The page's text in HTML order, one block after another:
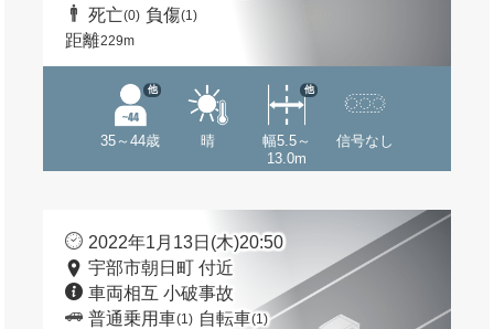
死亡(0) 負傷(1)
距離229m
35～44歳
他
晴
幅5.5～
13.0m
他
信号なし
2022年1月13日(木)20:50
宇部市朝日町 付近
車両相互 小破事故
普通乗用車(1) 自転車(1)